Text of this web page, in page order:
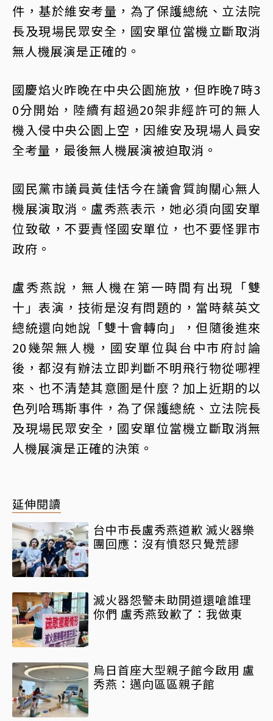
件，基於維安考量，為了保護總統、立法院
長及現場民眾安全，國安單位當機立斷取消
無人機展演是正確的。
國慶焰火昨晚在中央公園施放，但昨晚7時3
0分開始，陸續有超過20架非經許可的無人
機入侵中央公園上空，因維安及現場人員安
全考量，最後無人機展演被迫取消。
國民黨市議員黃佳恬今在議會質詢關心無人
機展演取消。盧秀燕表示，她必須向國安單
位致敬，不要責怪國安單位，也不要怪罪市
政府。
盧秀燕說，無人機在第一時間有出現「雙
十」表演，技術是沒有問題的，當時蔡英文
總統還向她說「雙十會轉向」，但隨後進來
20幾架無人機，國安單位與台中市府討論
後，都沒有辦法立即判斷不明飛行物從哪裡
來、也不清楚其意圖是什麼？加上近期的以
色列哈瑪斯事件，為了保護總統、立法院長
及現場民眾安全，國安單位當機立斷取消無
人機展演是正確的決策。
延伸閱讀
台中市長盧秀燕道歉 滅火器樂
團回應：沒有憤怒只覺荒謬
滅火器怨警未助開道還嗆誰理
你們 盧秀燕致歉了：我做東
烏日首座大型親子館今啟用 盧
秀燕：邁向區區親子館